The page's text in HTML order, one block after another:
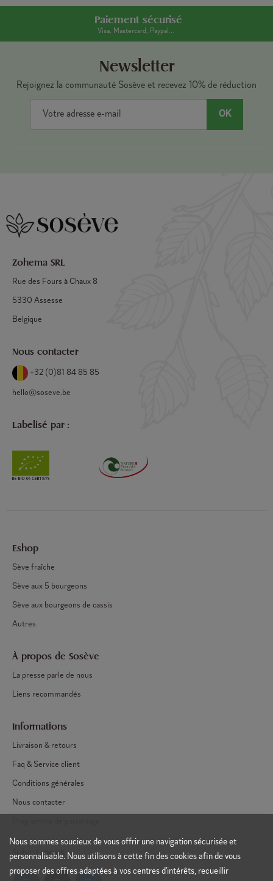
Paiement sécurisé
Visa, Mastercard, Paypal...
Newsletter
Rejoignez la communauté Sosève et recevez 10% de réduction
OK
Zohema SRL
Rue des Fours à Chaux 8
5330 Assesse
Belgique
Nous contacter
+32 (0)81 84 85 85
hello@soseve.be
Labelisé par :
Eshop
Sève fraîche
Sève aux 5 bourgeons
Sève aux bourgeons de cassis
Autres
À propos de Sosève
La presse parle de nous
Liens recommandés
Informations
Livraison & retours
Faq & Service client
Conditions générales
Nous contacter
Suivez-nous
Nous sommes soucieux de vous offrir une navigation sécurisée et
personnalisable. Nous utilisons à cette fin des cookies afin de vous
proposer des offres adaptées à vos centres d'intérêts, recueillir